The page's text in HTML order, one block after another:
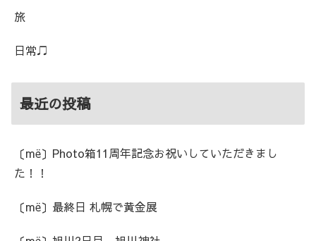
旅
日常♫
最近の投稿
〔më〕Photo箱11周年記念お祝いしていただきまし
た！！
〔më〕最終日 札幌で黄金展